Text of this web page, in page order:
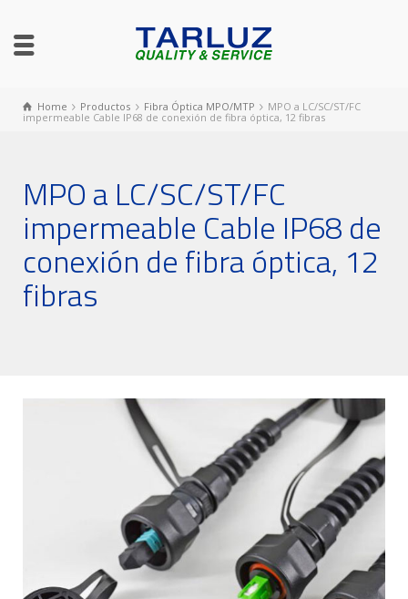
Home Productos Fibra Óptica MPO/MTP
MPO a LC/SC/ST/FC
impermeable Cable IP68 de conexión de fibra óptica, 12 fibras
MPO a LC/SC/ST/FC
impermeable Cable IP68 de
conexión de fibra óptica, 12
fibras